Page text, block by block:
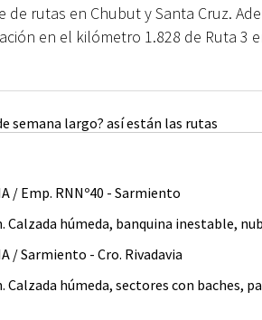
rutas en Chubut y Santa Cruz.
en el kilómetro 1.828 de Ruta 3
/ Emp. RNNº40 - Sarmiento
húmeda, banquina inestable,
/ Sarmiento - Cro. Rivadavia
húmeda, sectores con baches,